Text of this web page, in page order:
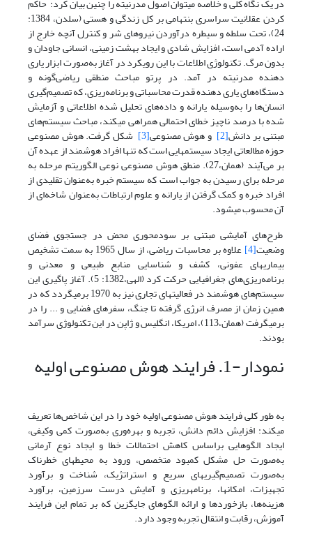
در یک نگاه کلی و خلاصه می­توان اصول مدرنیته را چنین بیان کرد: حاکم
کردن عقلانیت سراسری بنتهامی بر کل زندگی و هستی (سلدن، 1384:
24)، تحت سلطه و سیطره درآوردن نیروهای شر و کنترل آنچه خارج از
اراده‌ آدمی است، افزایش شادی و ایجاد بهشت زمینی، انسانی جاودان و
بدون مرگ. تکنولوژی اطلاعات با این رویکرد در آغاز به‌صورت ابزار یاری
دهنده­ مدرنیته در آمد. در پرتو مباحث منطقی ریاضی‌گونه و
دستگاه‌های یاری دهنده‌ قدرت محاسباتی و برنامه‌ریزی، که تصمیم‌گیری
انسان‌ها را به‌وسیله یارانه و داده‌های تحلیل شده اطلاعاتی و آزمایش
شده با درصد ناچیز خطای احتمالی همراهی می­کند، مباحث سیستم‌های
مبتنی بر دانش[2] و هوش مصنوعی[3] شکل گرفت. هوش مصنوعی
حوزه مطالعاتی ایجاد سیستم‏هایی است که تنها افراد هوشمند از عهده آن
بر می‌آیند (همان،27). منطق هوش مصنوعی نوعی الگوریتم مرحله به
مرحله برای رسیدن به جواب است که سیستم خبره به‌عنوان تقلیدی از
افراد خبره و کمک گرفتن از یارانه و علوم ارتباطات به‌عنوان شاخه‌ای از
آن محسوب می­شود.
طرح‌های آمایشی مبتنی بر سودمحوری محض در جستجوی فضای
وضعیت[4] علاوه بر محاسبات ریاضی، از سال 1965 به سمت تشخیص
بیماری­های عفونی، کشف و شناسایی منابع طبیعی و معدنی و
برنامه‌ریزی‌های جغرافیایی حرکت کرد (الهی،1382: 5). آغاز پاگیری این
سیستم‌های هوشمند در فعالیت­های تجاری نیز به 1970 برمی­گردد که در
همین زمان از مصرف انرژی گرفته تا جنگ، سفرهای فضایی و ... را در
برمی­گرفت (همان،113)، امریکا، انگلیس و ژاپن در این تکنولوژی سرآمد
بودند.
نمودار-1. فرایند هوش مصنوعی اولیه
به طور کلی فرایند هوش مصنوعی اولیه خود را در این شاخص‌ها تعریف
می­کند: افزایش دائم دانش، تجربه و بهره‌وری به‌صورت کمی وکیفی،
ایجاد الگوهایی براساس کاهش احتمالات خطا و ایجاد نوع آرمانی
به‌صورت حل مشکل کمبود متخصص، ورود به محیط­های خطرناک
به‌صورت تصمیم‌گیری­های سریع و استراتژیک، شناخت و برآورد
تجهیزات، امکان‏ها، برنامه­ریزی و آمایش درست سرزمین، برآورد
هزینه‌ها، بازخوردها و ارائه­ الگوهای جایگزین که بر تمام این فرایند
آموزش، رقابت و انتقال تجربه وجود دارد.